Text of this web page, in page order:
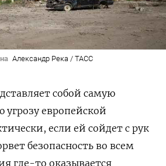
Александр Река / ТАСС
собой самую
угрозу европейской
если ей сойдет с рук
безопасность во всем
где-то оказывается